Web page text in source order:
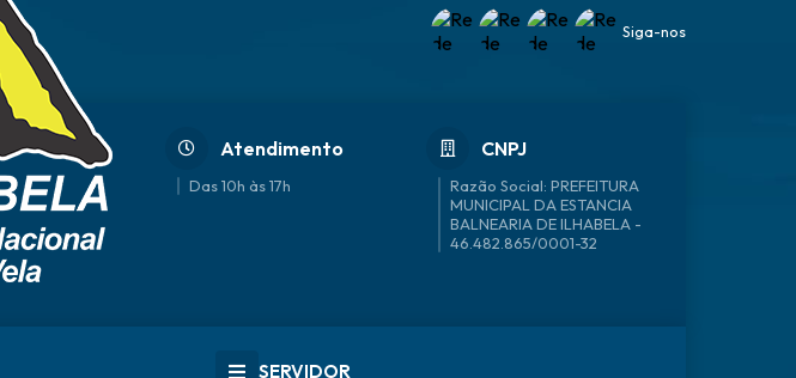
Atendimento
Das 10h às 17h
CNPJ
46.482.865/0001-32
Siga-nos
SERVIDOR